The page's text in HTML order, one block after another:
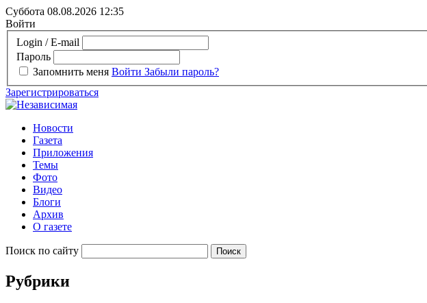
Суббота 08.08.2026 12:35
Войти
Login / E-mail
Пароль
Запомнить меня Войти Забыли пароль?
Зарегистрироваться
Новости
Газета
Приложения
Темы
Фото
Видео
Блоги
Архив
О газете
Поиск по сайту
Рубрики